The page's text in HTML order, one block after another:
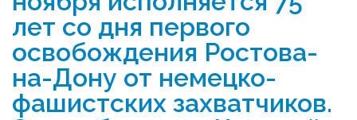
Напишите нам
лет со дня первого
освобождения Ростова-
на-Дону от немецко-
фашистских захватчиков.